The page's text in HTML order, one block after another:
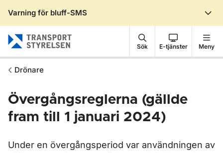
Varning för bluff-SMS
Sök E-tjänster Meny
Drönare
Övergångsreglerna (gällde
fram till 1 januari 2024)
Under en övergångsperiod var användningen av